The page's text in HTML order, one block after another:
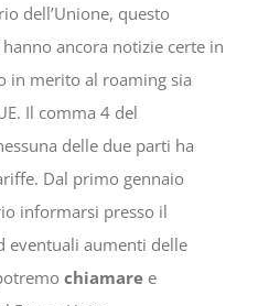
dell’Unione, questo
ancora notizie certe in
in merito al roaming sia
Il comma 4 del
delle due parti ha
Dal primo gennaio
informarsi presso il
eventuali aumenti delle
chiamare e